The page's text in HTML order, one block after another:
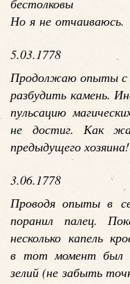
бестолковы
Но я не отчаиваюсь.
5.03.1778
Продолжаю опыты с
разбудить камень.
пульсацию
не достиг. Как
предыдущего хозяина!
3.06.1778
Проводя опыты в
поранил палец.
несколько капель
в тот момент был
зелий (не забыть